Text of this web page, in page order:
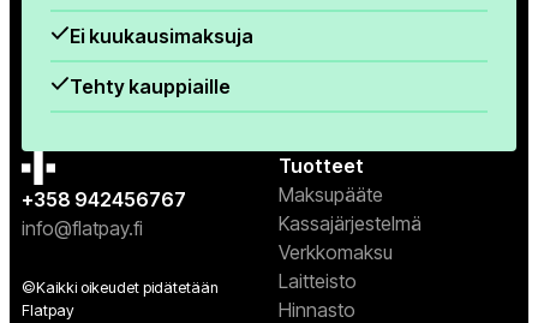
Ei kuukausimaksuja
Tehty kauppiaille
+358 942456767
info@flatpay.fi
©Kaikki oikeudet pidätetään
Flatpay
Tuotteet
Maksupääte
Kassajärjestelmä
Verkkomaksu
Laitteisto
Hinnasto